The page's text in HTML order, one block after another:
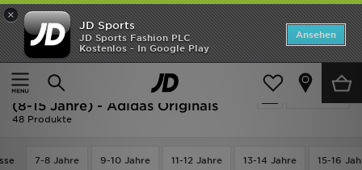
×
JD Sports
JD Sports Fashion PLC
Kostenlos - In Google Play
Ansehen
Startseite
Kinder Kleidung Jugendliche (8-15 Jahre)
verfeinern
Ausverkauf | Kleidung Jugendliche
(8-15 Jahre) - Adidas Originals
48 Produkte
7-8 Jahre 9-10 Jahre 11-12 Jahre 13-14 Jahre 15-16
Startseite
ANGEBOTE
Marken